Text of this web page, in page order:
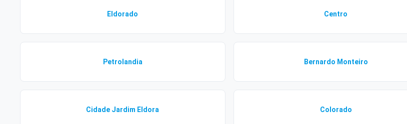
Eldorado Centro
Petrolandia Bernardo Monteiro
Cidade Jardim Eldora Colorado